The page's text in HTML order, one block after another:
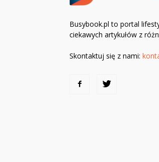
Busybook.pl to portal
ciekawych artykułów z
Skontaktuj się z nami: